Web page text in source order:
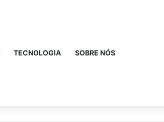
TECNOLOGIA SOBRE NÓS